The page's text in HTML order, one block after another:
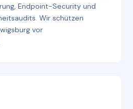
Endpoint-Security und
Wir schützen
vor